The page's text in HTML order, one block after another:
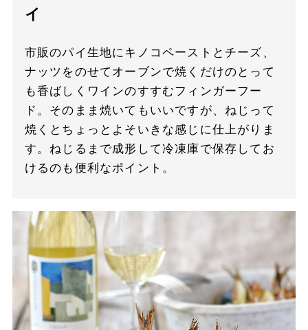
イ
市販のパイ生地にキノコペーストとチーズ、
ナッツをのせてオーブンで焼くだけのとって
も香ばしくワインのすすむフィンガーフー
ド。そのまま焼いてもいいですが、ねじって
焼くとちょっとよそいきな感じに仕上がりま
す。ねじるまで成形して冷凍庫で保存してお
けるのも便利なポイント。